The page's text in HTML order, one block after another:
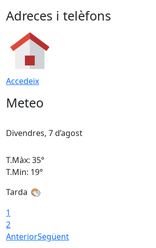
Adreces i telèfons
Accedeix
Meteo
Divendres, 7 d’agost
T.Màx: 35°
T.Min: 19°
Tarda
1
2
AnteriorSegüent